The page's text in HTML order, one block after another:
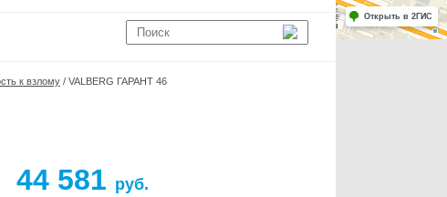
Работает на API 2ГИС
Лицензионное соглашение
Для корректной работы Raster JS API нужен ключ. Помощь: api@2gis.ru
Открыть в 2ГИС
к взлому / VALBERG ГАРАНТ 46
44 581 руб.